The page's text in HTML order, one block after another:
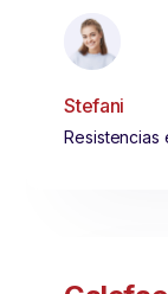
Stefani
Resistencias